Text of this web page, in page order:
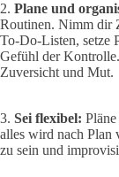
2. Plane und
Routinen. Nimm dir
To-Do-Listen, setze
Gefühl der
Zuversicht und Mut.
3. Sei flexibel:
alles wird nach Plan
zu sein und